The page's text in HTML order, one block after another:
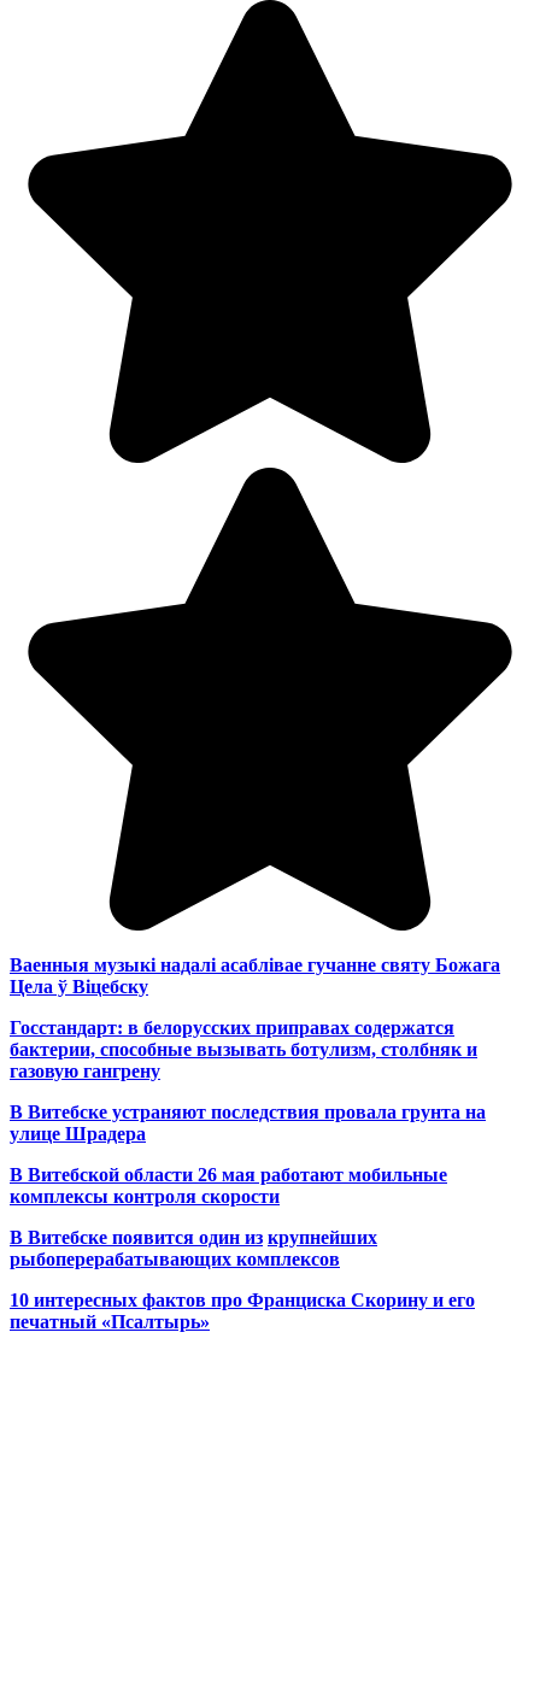
Ваенныя музыкі надалі асаблівае гучанне святу Божага
Цела ў Віцебску
Госстандарт: в белорусских приправах содержатся
бактерии, способные вызывать ботулизм, столбняк и
газовую гангрену
В Витебске устраняют последствия провала грунта на
улице Шрадера
В Витебской области 26 мая работают мобильные
комплексы контроля скорости
В Витебске появится один из крупнейших
рыбоперерабатывающих комплексов
10 интересных фактов про Франциска Скорину и его
печатный «Псалтырь»